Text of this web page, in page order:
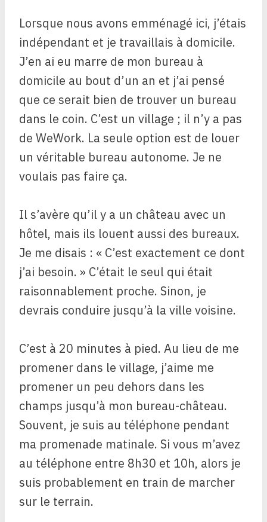
Lorsque nous avons emménagé ici, j’étais
indépendant et je travaillais à domicile.
J’en ai eu marre de mon bureau à
domicile au bout d’un an et j’ai pensé
que ce serait bien de trouver un bureau
dans le coin. C’est un village ; il n’y a pas
de WeWork. La seule option est de louer
un véritable bureau autonome. Je ne
voulais pas faire ça.
Il s’avère qu’il y a un château avec un
hôtel, mais ils louent aussi des bureaux.
Je me disais : « C’est exactement ce dont
j’ai besoin. » C’était le seul qui était
raisonnablement proche. Sinon, je
devrais conduire jusqu’à la ville voisine.
C’est à 20 minutes à pied. Au lieu de me
promener dans le village, j’aime me
promener un peu dehors dans les
champs jusqu’à mon bureau-château.
Souvent, je suis au téléphone pendant
ma promenade matinale. Si vous m’avez
au téléphone entre 8h30 et 10h, alors je
suis probablement en train de marcher
sur le terrain.